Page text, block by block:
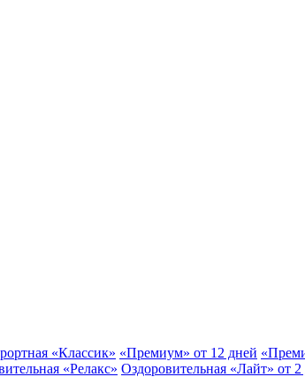
«Классик» «Премиум» от 12 дней
«Релакс» Оздоровительная «Лайт» от 2